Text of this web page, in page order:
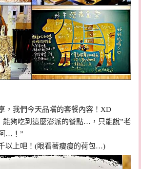
，我們今天品嚐的套餐內容！XD
能夠吃到這麼澎派的餐點…，只能說”老
…！”
以上吧！(眼看著瘦瘦的荷包…)